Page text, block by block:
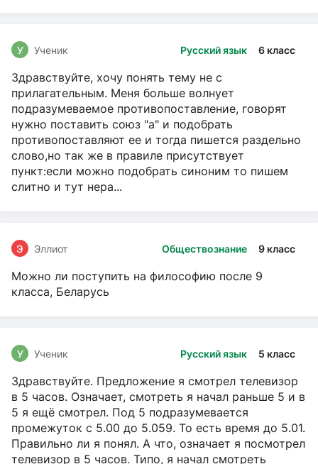
Русский язык 6 класс
У Ученик
Здравствуйте, хочу понять тему не с
прилагательным. Меня больше волнует
подразумеваемое противопоставление, говорят
нужно поставить союз "а" и подобрать
противопоставляют ее и тогда пишется раздельно
слово,но так же в правиле присутствует
пункт:если можно подобрать синоним то пишем
слитно и тут нера...
Обществознание 9 класс
Э Эллиот
Можно ли поступить на философию после 9
класса, Беларусь
Русский язык 5 класс
У Ученик
Здравствуйте. Предложение я смотрел телевизор
в 5 часов. Означает, смотреть я начал раньше 5 и в
5 я ещё смотрел. Под 5 подразумевается
промежуток с 5.00 до 5.059. То есть время до 5.01.
Правильно ли я понял. А что, означает я посмотрел
телевизор в 5 часов. Типо, я начал смотреть